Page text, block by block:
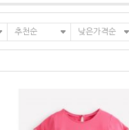
추천순 낮은가격순